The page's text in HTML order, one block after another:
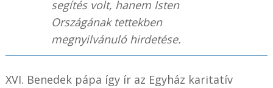
segítés volt, hanem Isten
Országának tettekben
megnyilvánuló hirdetése.
XVI. Benedek pápa így ír az Egyház karitatív